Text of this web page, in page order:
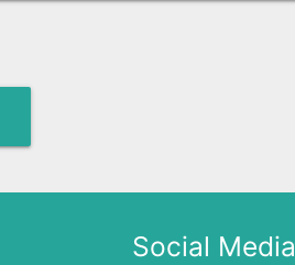
Social Media